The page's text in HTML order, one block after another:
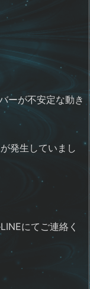
ーが不安定な動き
発生していまし
にてご連絡く